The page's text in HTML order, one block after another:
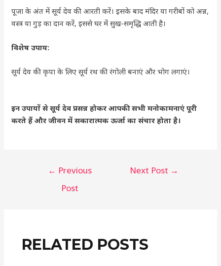
पूजा के अंत में सूर्य देव की आरती करें। इसके बाद मंदिर या गरीबों को अन्न,
वस्त्र या गुड़ का दान करें, इससे घर में सुख-समृद्धि आती है।
विशेष उपाय:
सूर्य देव की कृपा के लिए सूर्य रथ की रंगोली बनाएं और भोग लगाएं।
इन उपायों से सूर्य देव प्रसन्न होकर आपकी सभी मनोकामनाएं पूरी
करते हैं और जीवन में सकारात्मक ऊर्जा का संचार होता है।
← Previous
Post
Next Post →
RELATED POSTS